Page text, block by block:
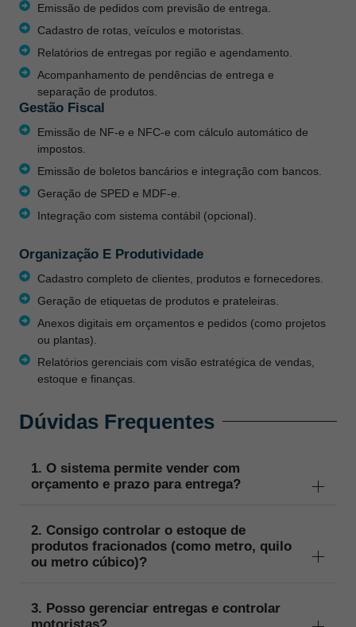
Emissão de pedidos com previsão de entrega.
Cadastro de rotas, veículos e motoristas.
Relatórios de entregas por região e agendamento.
Acompanhamento de pendências de entrega e
separação de produtos.
Gestão Fiscal
Emissão de NF-e e NFC-e com cálculo automático de
impostos.
Emissão de boletos bancários e integração com bancos.
Geração de SPED e MDF-e.
Integração com sistema contábil (opcional).
Organização E Produtividade
Cadastro completo de clientes, produtos e fornecedores.
Geração de etiquetas de produtos e prateleiras.
Anexos digitais em orçamentos e pedidos (como projetos
ou plantas).
Relatórios gerenciais com visão estratégica de vendas,
estoque e finanças.
Dúvidas Frequentes
1. O sistema permite vender com
orçamento e prazo para entrega?
2. Consigo controlar o estoque de
produtos fracionados (como metro, quilo
ou metro cúbico)?
3. Posso gerenciar entregas e controlar
motoristas?